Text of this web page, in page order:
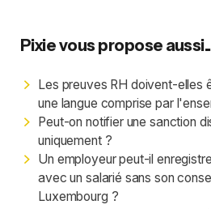
Pixie vous propose
Les preuves RH doivent-elles
une langue comprise par
Peut-on notifier une sanction
uniquement ?
Un employeur peut-il
avec un salarié sans son
Luxembourg ?